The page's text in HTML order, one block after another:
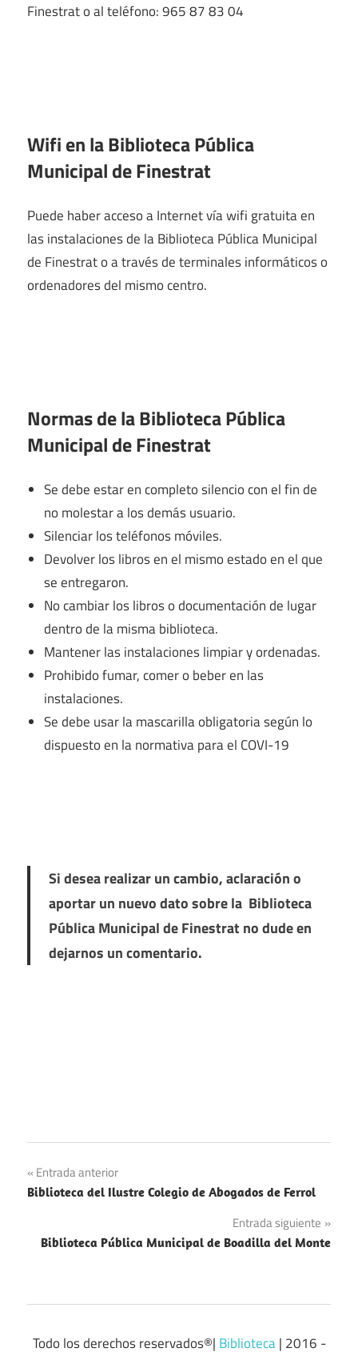
Finestrat o al teléfono: 965 87 83 04
Wifi en laBiblioteca Pública
Municipal de Finestrat
Puede haber acceso a Internet vía wifi gratuita en
las instalaciones de la Biblioteca Pública Municipal
de Finestrat o a través de terminales informáticos o
ordenadores del mismo centro.
Normas de la Biblioteca Pública
Municipal de Finestrat
Se debe estar en completo silencio con el fin de
no molestar a los demás usuario.
Silenciar los teléfonos móviles.
Devolver los libros en el mismo estado en el que
se entregaron.
No cambiar los libros o documentación de lugar
dentro de la misma biblioteca.
Mantener las instalaciones limpiar y ordenadas.
Prohibido fumar, comer o beber en las
instalaciones.
Se debe usar la mascarilla obligatoria según lo
dispuesto en la normativa para el COVI-19
Si desea realizar un cambio, aclaración o
aportar un nuevo dato sobre la Biblioteca
Pública Municipal de Finestrat no dude en
dejarnos un comentario.
Navegación
de
entradas
Entrada anterior
Biblioteca del Ilustre Colegio de Abogados de Ferrol
Entrada siguiente
Biblioteca Pública Municipal de Boadilla del Monte
Todo los derechos reservados®| Biblioteca| 2016 -